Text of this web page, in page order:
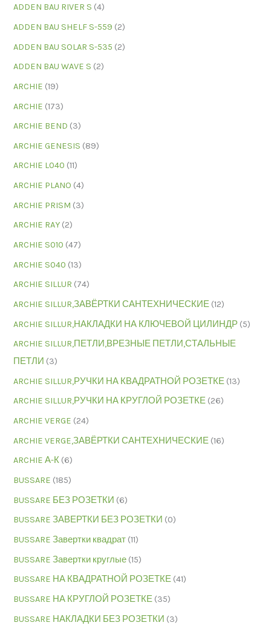
ADDEN BAU RIVER S (4)
ADDEN BAU SHELF S-559 (2)
ADDEN BAU SOLAR S-535 (2)
ADDEN BAU WAVE S (2)
ARCHIE (19)
ARCHIE (173)
ARCHIE BEND (3)
ARCHIE GENESIS (89)
ARCHIE L040 (11)
ARCHIE PLANO (4)
ARCHIE PRISM (3)
ARCHIE RAY (2)
ARCHIE S010 (47)
ARCHIE S040 (13)
ARCHIE SILLUR (74)
ARCHIE SILLUR,ЗАВЁРТКИ САНТЕХНИЧЕСКИЕ (12)
ARCHIE SILLUR,НАКЛАДКИ НА КЛЮЧЕВОЙ ЦИЛИНДР (5)
ARCHIE SILLUR,ПЕТЛИ,ВРЕЗНЫЕ ПЕТЛИ,СТАЛЬНЫЕ
ПЕТЛИ (3)
ARCHIE SILLUR,РУЧКИ НА КВАДРАТНОЙ РОЗЕТКЕ (13)
ARCHIE SILLUR,РУЧКИ НА КРУГЛОЙ РОЗЕТКЕ (26)
ARCHIE VERGE (24)
ARCHIE VERGE,ЗАВЁРТКИ САНТЕХНИЧЕСКИЕ (16)
ARCHIE А-К (6)
BUSSARE (185)
BUSSARE БЕЗ РОЗЕТКИ (6)
BUSSARE ЗАВЕРТКИ БЕЗ РОЗЕТКИ (0)
BUSSARE Завертки квадрат (11)
BUSSARE Завертки круглые (15)
BUSSARE НА КВАДРАТНОЙ РОЗЕТКЕ (41)
BUSSARE НА КРУГЛОЙ РОЗЕТКЕ (35)
BUSSARE НАКЛАДКИ БЕЗ РОЗЕТКИ (3)